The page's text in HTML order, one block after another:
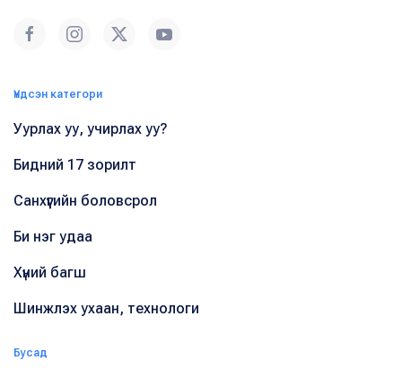
Үндсэн категори
Уурлах уу, учирлах уу?
Бидний 17 зорилт
Санхүүгийн боловсрол
Би нэг удаа
Хүний багш
Шинжлэх ухаан, технологи
Бусад